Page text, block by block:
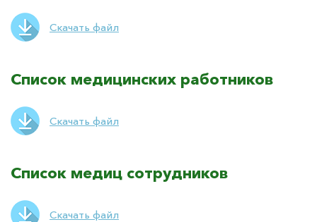
Скачать файл
Список медицинских работников
Скачать файл
Список медиц сотрудников
Скачать файл